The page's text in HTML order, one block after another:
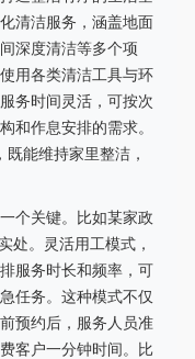
清洁服务，涵盖地面
深度清洁等多个项
用各类清洁工具与环
务时间灵活，可按次
和作息安排的需求。
能维持家里整洁，
个关键。比如某家政
处。灵活用工模式，
服务时长和频率，可
任务。这种模式不仅
预约后，服务人员准
客户一分钟时间。比